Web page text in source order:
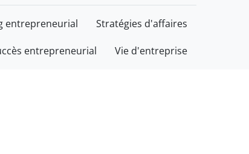
entrepreneurial Stratégies d'affaires
entrepreneurial Vie d'entreprise